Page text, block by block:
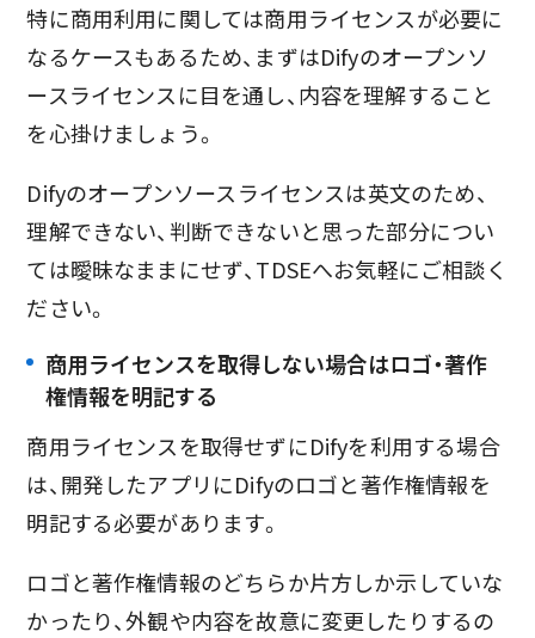
特に商用利用に関しては商用ライセンスが必要に
なるケースもあるため、まずはDifyのオープンソ
ースライセンスに目を通し、内容を理解すること
を心掛けましょう。
Difyのオープンソースライセンスは英文のため、
理解できない、判断できないと思った部分につい
ては曖昧なままにせず、TDSEへお気軽にご相談く
ださい。
商用ライセンスを取得しない場合はロゴ・著作
権情報を明記する
商用ライセンスを取得せずにDifyを利用する場合
は、開発したアプリにDifyのロゴと著作権情報を
明記する必要があります。
ロゴと著作権情報のどちらか片方しか示していな
かったり、外観や内容を故意に変更したりするの